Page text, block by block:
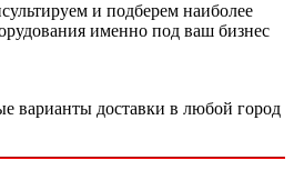
и подберем наиболее
именно под ваш бизнес
варианты доставки в любой город